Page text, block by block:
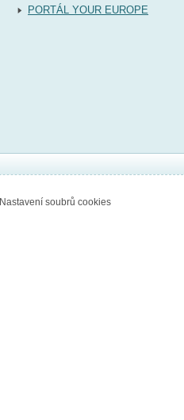
PORTÁL YOUR EUROPE
Nastavení soubrů cookies